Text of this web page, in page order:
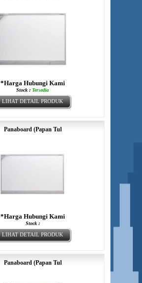
*Harga Hubungi Kami
Stock : Tersedia
LIHAT DETAIL PRODUK
Panaboard (Papan Tul
*Harga Hubungi Kami
Stock :
LIHAT DETAIL PRODUK
Panaboard (Papan Tul